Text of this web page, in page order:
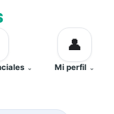
👤
Mi perfil